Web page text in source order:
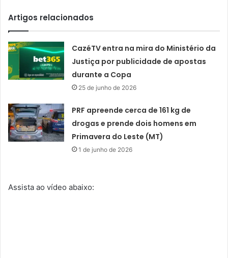
Artigos relacionados
CazéTV entra na mira do Ministério da
Justiça por publicidade de apostas
durante a Copa
25 de junho de 2026
PRF apreende cerca de 161 kg de
drogas e prende dois homens em
Primavera do Leste (MT)
1 de junho de 2026
Assista ao vídeo abaixo: